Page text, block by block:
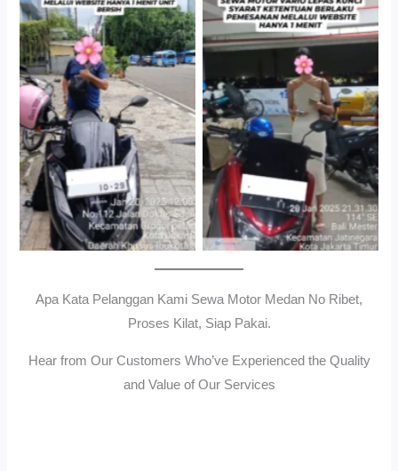
Antar Jemput Kendaraan
Cityplaza Jatinegara
Gedung Parkir P6ASewa
Motor Medan Sunggal No
Ribet, Proses Kilat, Siap
Pakai.
Apa Kata Pelanggan Kami Sewa Motor Medan No Ribet,
Proses Kilat, Siap Pakai.
Hear from Our Customers Who’ve Experienced the Quality
and Value of Our Services